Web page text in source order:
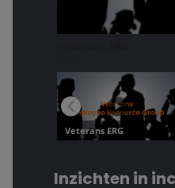
Inzichten in